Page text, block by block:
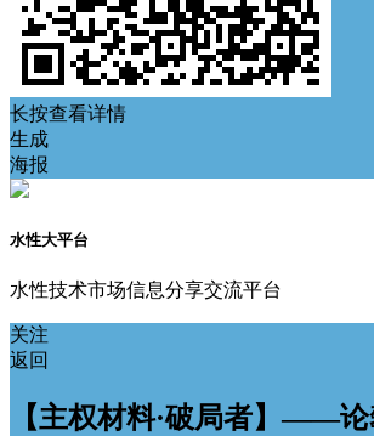
长按查看详情
生成
海报
水性大平台
水性技术市场信息分享交流平台
关注
返回
【主权材料·破局者】——